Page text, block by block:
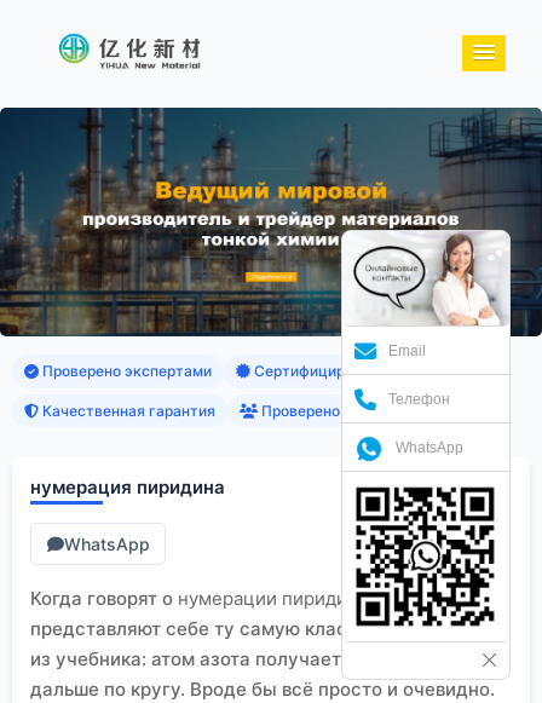
Проверено экспертами Сертифицированные продукты
Качественная гарантия Проверено клиентами
нумерация пиридина
WhatsApp
Когда говорят о нумерации пиридина, многие сразу
представляют себе ту самую классическую схему
из учебника: атом азота получает номер 1, а
дальше по кругу. Вроде бы всё просто и очевидно.
Email
Телефон
WhatsApp